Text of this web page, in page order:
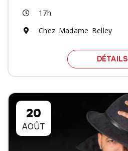
17h
Chez Madame Belley
DÉTAILS
20
AOÛT